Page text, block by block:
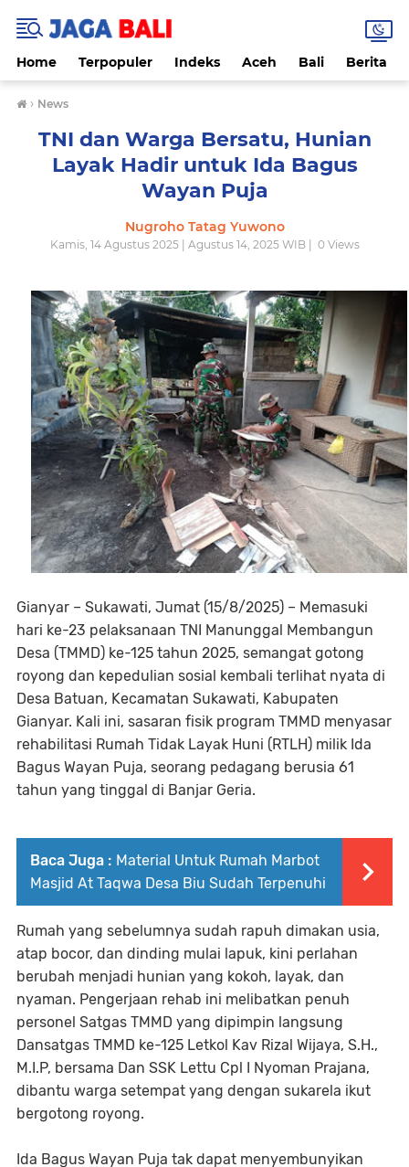
Home Terpopuler Indeks Aceh Bali Berita
› News
TNI dan Warga Bersatu, Hunian
Layak Hadir untuk Ida Bagus
Wayan Puja
Nugroho Tatag Yuwono
Kamis, 14 Agustus 2025 | Agustus 14, 2025 WIB | 0Views
Gianyar – Sukawati, Jumat (15/8/2025) – Memasuki
hari ke-23 pelaksanaan TNI Manunggal Membangun
Desa (TMMD) ke-125 tahun 2025, semangat gotong
royong dan kepedulian sosial kembali terlihat nyata di
Desa Batuan, Kecamatan Sukawati, Kabupaten
Gianyar. Kali ini, sasaran fisik program TMMD menyasar
rehabilitasi Rumah Tidak Layak Huni (RTLH) milik Ida
Bagus Wayan Puja, seorang pedagang berusia 61
tahun yang tinggal di Banjar Geria.
Baca Juga : Material Untuk Rumah Marbot
Masjid At Taqwa Desa Biu Sudah Terpenuhi
Rumah yang sebelumnya sudah rapuh dimakan usia,
atap bocor, dan dinding mulai lapuk, kini perlahan
berubah menjadi hunian yang kokoh, layak, dan
nyaman. Pengerjaan rehab ini melibatkan penuh
personel Satgas TMMD yang dipimpin langsung
Dansatgas TMMD ke-125 Letkol Kav Rizal Wijaya, S.H.,
M.I.P, bersama Dan SSK Lettu Cpl I Nyoman Prajana,
dibantu warga setempat yang dengan sukarela ikut
bergotong royong.
Ida Bagus Wayan Puja tak dapat menyembunyikan